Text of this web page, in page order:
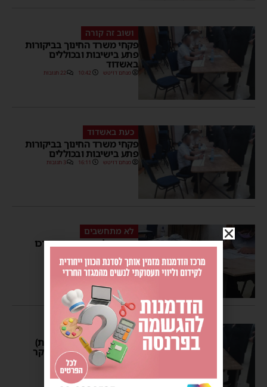
ושוב זה קורה
פקחי משרד החינוך בביקורות
פתע בישיבות ובכוללים
באשדוד
מנחם דויטש 10:42 22 תגובות
כעת באשדוד
פקחי משרד החינוך בביקורות
פתע בישיבות ובכוללים
מנחם דויטש 16:11 3 תגובות
לא מתחשבים
במשך כל שעות היום נערכו
ובכוללים בעיר
מנחם דויטש 18:02
רוח המפקד
פקחי משרד החינוך (דתות)
פשטו וערכו ביקורות הבוקר
על כוללים באשדוד
מנחם דויטש 12:00